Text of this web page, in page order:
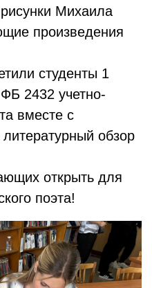
Михаила
произведения
студенты 1
2432 учетно-
вместе с
обзор
открыть для
поэта!